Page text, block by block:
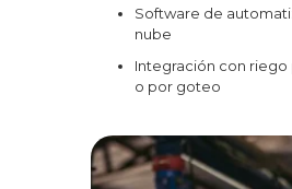
Software de
nube
Integración con riego
o por goteo